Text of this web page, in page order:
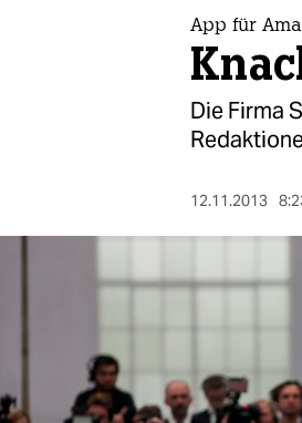
wahrheit
App für
Die Firma
12.11.2013